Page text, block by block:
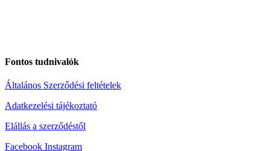
Fontos tudnivalók
Általános Szerződési feltételek
Adatkezelési tájékoztató
Elállás a szerződéstől
Facebook Instagram